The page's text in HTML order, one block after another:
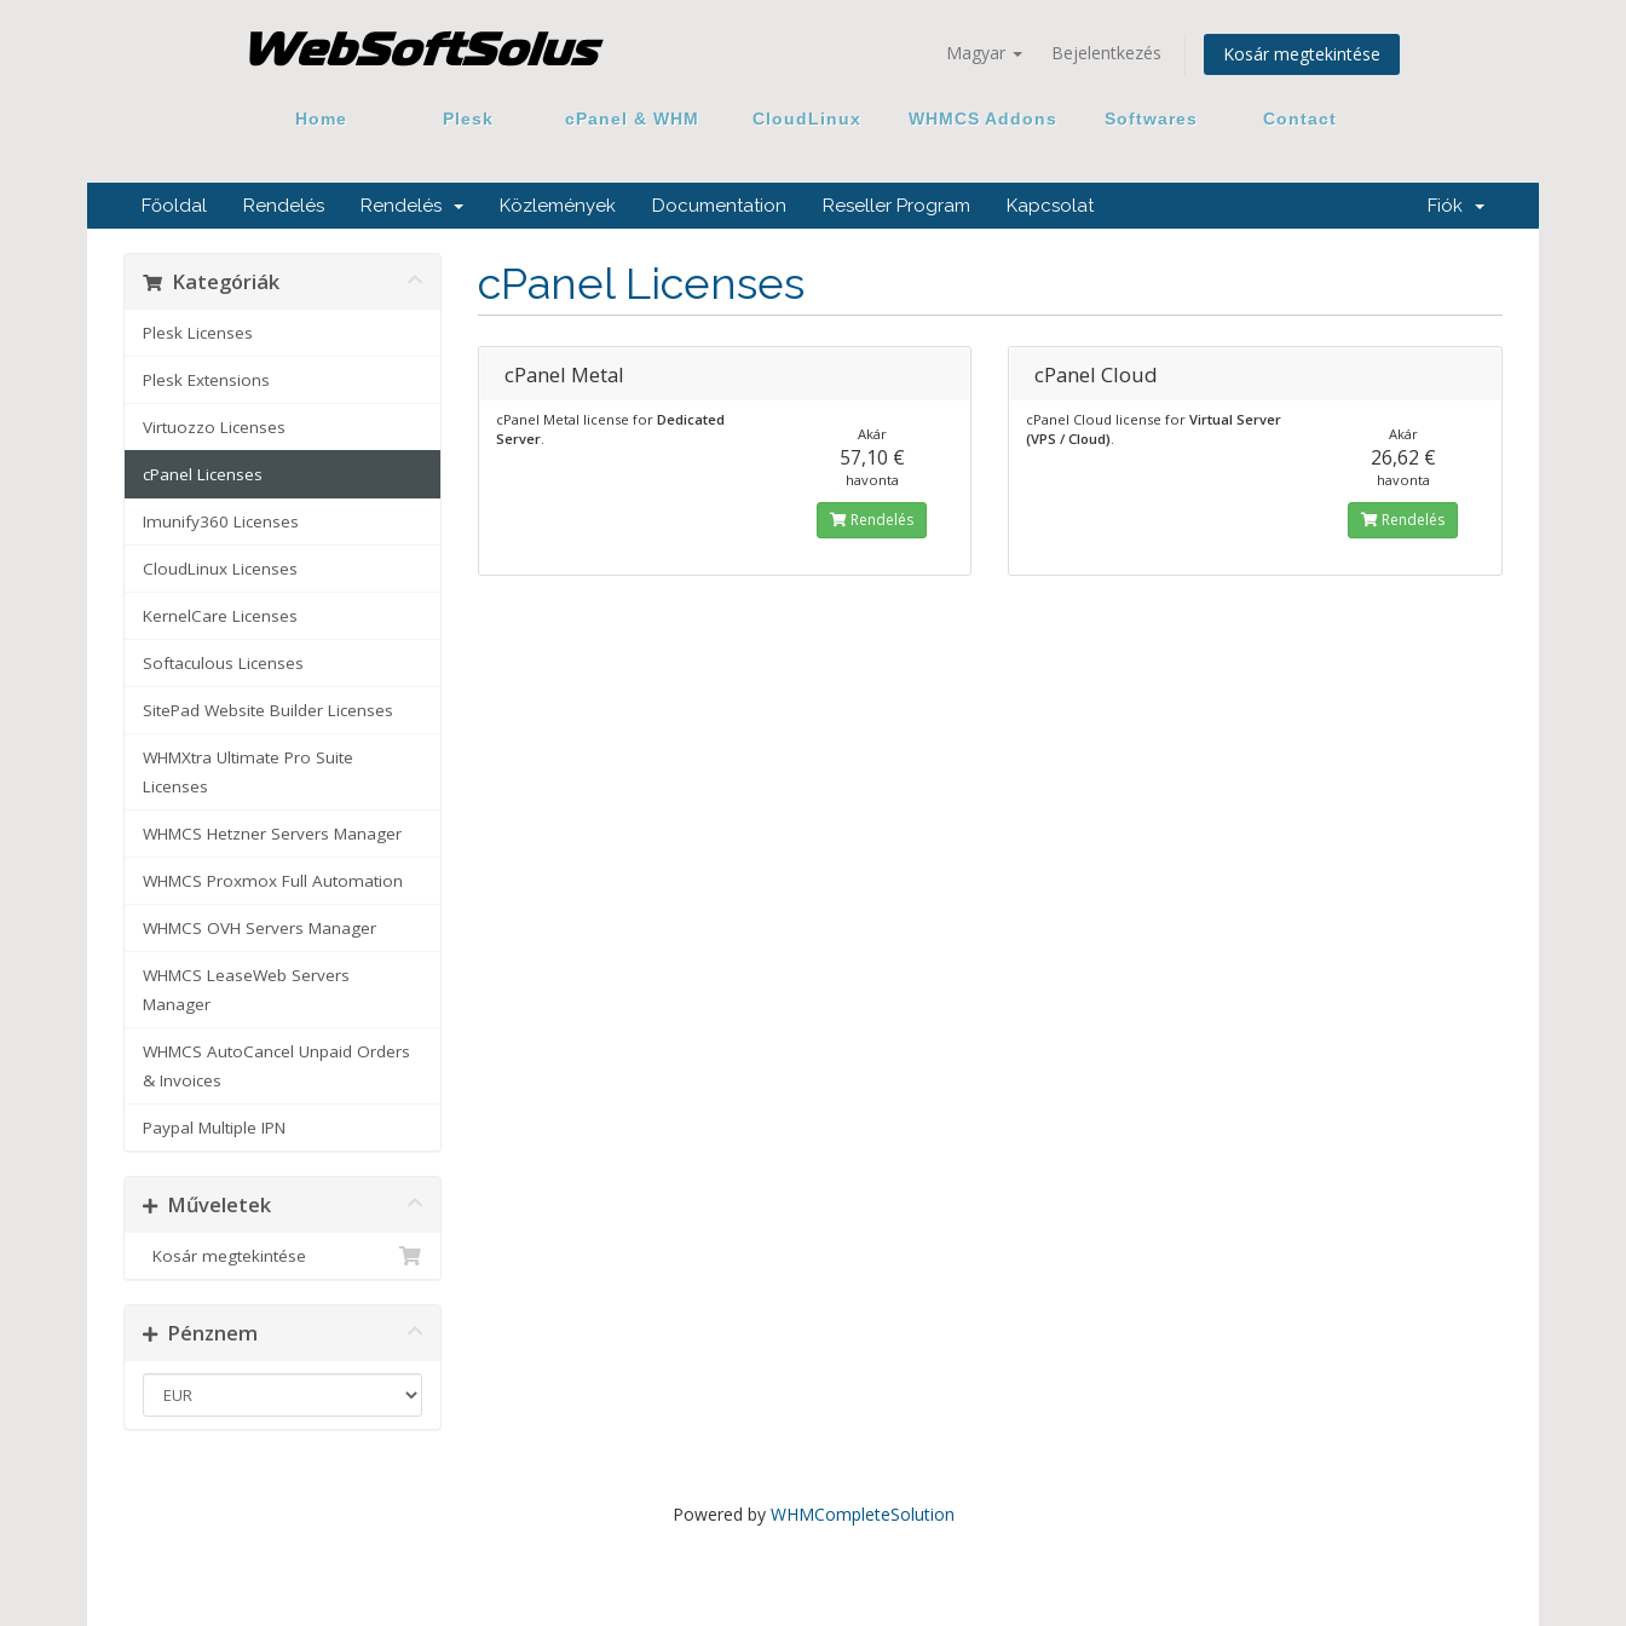
Magyar Bejelentkezés Kosár megtekintése
Home Plesk cPanel & WHM CloudLinux WHMCS Addons Softwares Contact
Főoldal Rendelés Rendelés Közlemények Documentation Reseller Program Kapcsolat Fiók
cPanel Licenses
Kategóriák
Plesk Licenses
Plesk Extensions
Virtuozzo Licenses
cPanel Licenses
Imunify360 Licenses
CloudLinux Licenses
KernelCare Licenses
Softaculous Licenses
SitePad Website Builder Licenses
WHMXtra Ultimate Pro Suite
Licenses
WHMCS Hetzner Servers Manager
WHMCS Proxmox Full Automation
WHMCS OVH Servers Manager
WHMCS LeaseWeb Servers
Manager
WHMCS AutoCancel Unpaid Orders
& Invoices
Paypal Multiple IPN
Műveletek
Kosár megtekintése
Pénznem
cPanel Metal
cPanel Metal license for Dedicated
Server. Akár
57,10 €
havonta
Rendelés
cPanel Cloud
cPanel Cloud license forVirtual Server
(VPS / Cloud). Akár
26,62 €
havonta
Rendelés
Powered by WHMCompleteSolution